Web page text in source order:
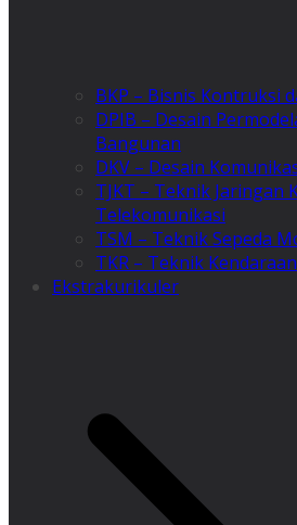
BKP – Bisnis Kontruksi
DPIB – Desain
Bangunan
DKV – Desain
TJKT – Teknik Jaringan
Telekomunikasi
TSM – Teknik Sepeda
TKR – Teknik
Ekstrakurikuler